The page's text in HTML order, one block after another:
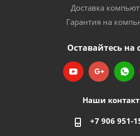
Доставка
Гарантия на
Оставайтесь на
Наши
+7 906 951-